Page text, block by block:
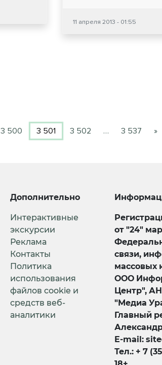
11 апреля 2013 - 01:55
3 500 3 501 3 502 … 3 537 »
Дополнительно
Интерактивные
экскурсии
Реклама
Контакты
Политика
использования
файлов cookie и
средств веб-
аналитики
от "24"
связи,
массовых
ООО
Центр",
"Медиа
Главный
E-mail:
Тел.: + 7